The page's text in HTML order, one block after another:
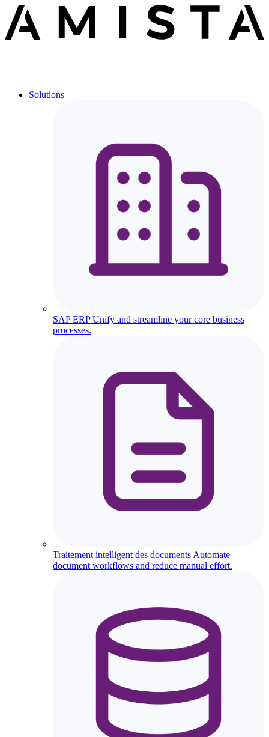
Solutions
SAP ERP Unify and streamline your core business
processes.
Traitement intelligent des documents Automate
document workflows and reduce manual effort.